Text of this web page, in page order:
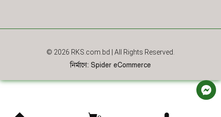
© 2026 RKS.com.bd | All Rights Reserved.
নির্মাণে: Spider eCommerce